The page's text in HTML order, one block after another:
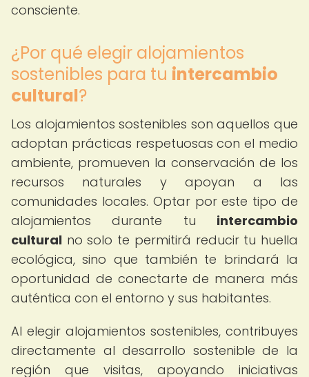
consciente.
¿Por qué elegir alojamientos
sostenibles para tu intercambio
cultural?
Los alojamientos sostenibles son aquellos que
adoptan prácticas respetuosas con el medio
ambiente, promueven la conservación de los
recursos naturales y apoyan a las
comunidades locales. Optar por este tipo de
alojamientos durante tu intercambio
cultural no solo te permitirá reducir tu huella
ecológica, sino que también te brindará la
oportunidad de conectarte de manera más
auténtica con el entorno y sus habitantes.
Al elegir alojamientos sostenibles, contribuyes
directamente al desarrollo sostenible de la
región que visitas, apoyando iniciativas